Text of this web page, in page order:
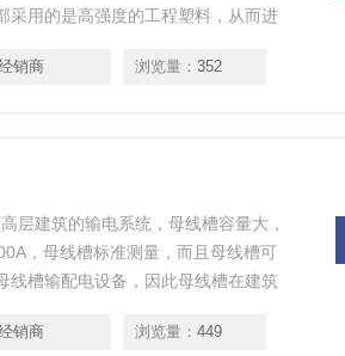
采用的是高强度的工程塑料，从而进
销商 浏览量： 352
层建筑的输电系统，母线槽容量大，
，母线槽标准测量，而且母线槽可
线槽输配电设备，因此母线槽在建筑
销商 浏览量： 449